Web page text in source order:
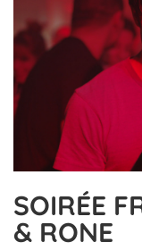
SOIRÉE
& RONE